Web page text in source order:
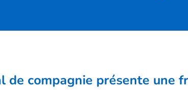
de compagnie présente une